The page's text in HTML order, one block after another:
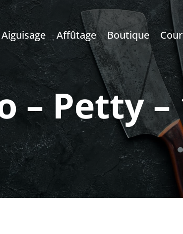
Aiguisage Affûtage Boutique
– Petty